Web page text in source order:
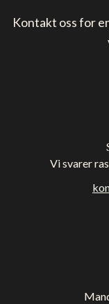
Kontakt oss for
Vi svarer